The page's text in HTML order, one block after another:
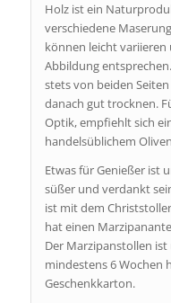
Holz ist ein
verschiedene
können leicht
Abbildung
stets von beiden
danach gut trocknen.
Optik, empfiehlt sich
handelsüblichem
Etwas für Genießer ist
süßer und verdankt
ist mit dem
hat einen
Der Marzipanstollen
mindestens 6 Wochen
Geschenkkarton.